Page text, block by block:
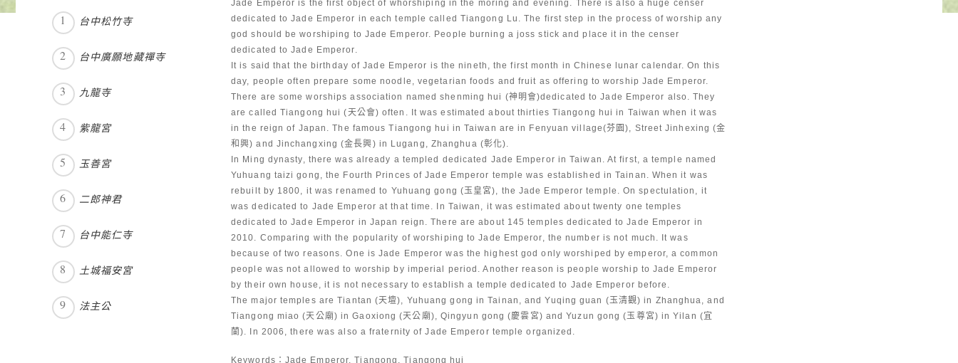
Jade Emperor is the first object of whorshiping in the moring and evening. There is also a huge censer
dedicated to Jade Emperor in each temple called Tiangong Lu. The first step in the process of worship any
god should be worshiping to Jade Emperor. People burning a joss stick and place it in the censer
dedicated to Jade Emperor.
It is said that the birthday of Jade Emperor is the nineth, the first month in Chinese lunar calendar. On this
day, people often prepare some noodle, vegetarian foods and fruit as offering to worship Jade Emperor.
There are some worships association named shenming hui (神明會)dedicated to Jade Emperor also. They
are called Tiangong hui (天公會) often. It was estimated about thirties Tiangong hui in Taiwan when it was
in the reign of Japan. The famous Tiangong hui in Taiwan are in Fenyuan village(芬園), Street Jinhexing (金
和興) and Jinchangxing (金長興) in Lugang, Zhanghua (彰化).
In Ming dynasty, there was already a templed dedicated Jade Emperor in Taiwan. At first, a temple named
Yuhuang taizi gong, the Fourth Princes of Jade Emperor temple was established in Tainan. When it was
rebuilt by 1800, it was renamed to Yuhuang gong (玉皇宮), the Jade Emperor temple. On spectulation, it
was dedicated to Jade Emperor at that time. In Taiwan, it was estimated about twenty one temples
dedicated to Jade Emperor in Japan reign. There are about 145 temples dedicated to Jade Emperor in
2010. Comparing with the popularity of worshiping to Jade Emperor, the number is not much. It was
because of two reasons. One is Jade Emperor was the highest god only worshiped by emperor, a common
people was not allowed to worship by imperial period. Another reason is people worship to Jade Emperor
by their own house, it is not necessary to establish a temple dedicated to Jade Emperor before.
The major temples are Tiantan (天壇), Yuhuang gong in Tainan, and Yuqing guan (玉清觀) in Zhanghua, and
Tiangong miao (天公廟) in Gaoxiong (天公廟), Qingyun gong (慶雲宮) and Yuzun gong (玉尊宮) in Yilan (宜
蘭). In 2006, there was also a fraternity of Jade Emperor temple organized.
Keywords：Jade Emperor, Tiangong, Tiangong hui
台中松竹寺
台中廣願地藏禪寺
九龍寺
紫龍宮
玉善宮
二郎神君
台中能仁寺
土城福安宮
法主公